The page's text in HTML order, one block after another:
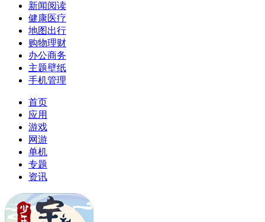
新闻阅读
健康医疗
地图出行
购物理财
办公商务
主题壁纸
手机管理
首页
应用
游戏
网游
单机
专题
资讯